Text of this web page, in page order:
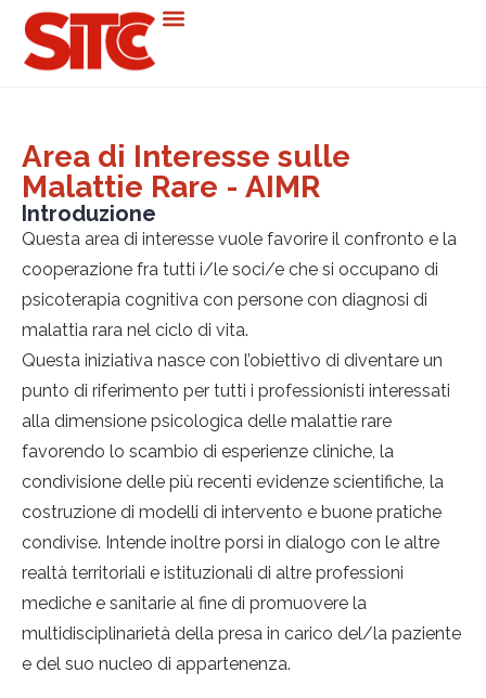
Area di Interesse sulle
Malattie Rare - AIMR
Introduzione
Questa area di interesse vuole favorire il confronto e la
cooperazione fra tutti i/le soci/e che si occupano di
psicoterapia cognitiva con persone con diagnosi di
malattia rara nel ciclo di vita.
Questa iniziativa nasce con l’obiettivo di diventare un
punto di riferimento per tutti i professionisti interessati
alla dimensione psicologica delle malattie rare
favorendo lo scambio di esperienze cliniche, la
condivisione delle più recenti evidenze scientifiche, la
costruzione di modelli di intervento e buone pratiche
condivise. Intende inoltre porsi in dialogo con le altre
realtà territoriali e istituzionali di altre professioni
mediche e sanitarie al fine di promuovere la
multidisciplinarietà della presa in carico del/la paziente
e del suo nucleo di appartenenza.